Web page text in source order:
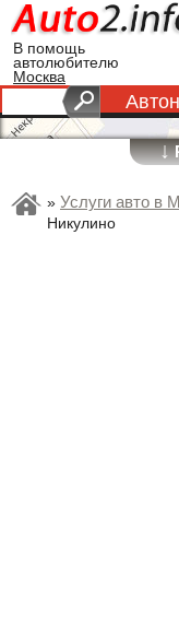
В помощь
автолюбителю
Москва
↓
» Услуги авто в
Никулино